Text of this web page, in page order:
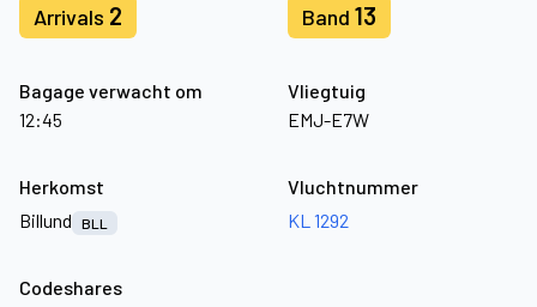
Arrivals 2 Band 13
Bagage verwacht om
12:45
Vliegtuig
EMJ-E7W
Herkomst
Billund
BLL
Vluchtnummer
KL 1292
Codeshares